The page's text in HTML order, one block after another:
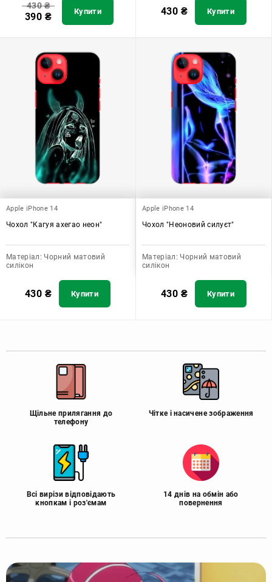
430₴
390 ₴ Купити 430 ₴ Купити
Apple iPhone 14
Чохол "Кагуя ахегао неон"
Матеріал: Чорний матовий
силікон
430 ₴ Купити
Apple iPhone 14
Чохол "Неоновий силуєт"
Матеріал: Чорний матовий
силікон
430 ₴ Купити
Щільне прилягання до
телефону
Чітке і насичене зображення
Всі вирізи відповідають
кнопкам і роз'ємам
14 днів на обмін або
повернення